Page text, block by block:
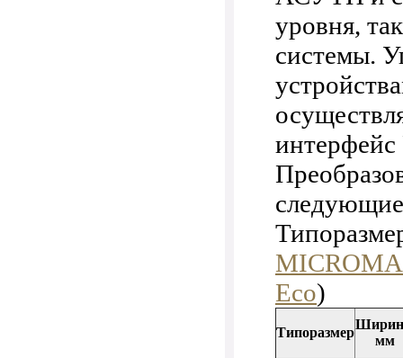
уровня,
системы.
интерфейс
Eco)
Типоразмер
мм